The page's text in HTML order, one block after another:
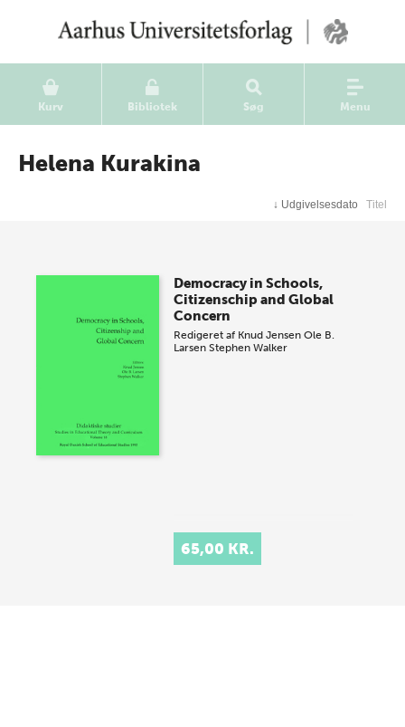
Kurv Bibliotek Søg Menu
Helena Kurakina
↓ Udgivelsesdato Titel
Democracy in Schools,
Citizenschip and Global
Concern
Redigeret af Knud Jensen Ole B.
Larsen Stephen Walker
65,00 KR.